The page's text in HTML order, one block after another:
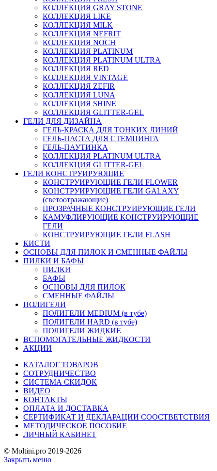
КОЛЛЕКЦИЯ GRAY STONE
КОЛЛЕКЦИЯ LIKE
КОЛЛЕКЦИЯ MILK
КОЛЛЕКЦИЯ NEFRIT
КОЛЛЕКЦИЯ NOCH
КОЛЛЕКЦИЯ PLATINUM
КОЛЛЕКЦИЯ PLATINUM ULTRA
КОЛЛЕКЦИЯ RED
КОЛЛЕКЦИЯ VINTAGE
КОЛЛЕКЦИЯ ZEFIR
КОЛЛЕКЦИЯ LUNA
КОЛЛЕКЦИЯ SHINE
КОЛЛЕКЦИЯ GLITTER-GEL
ГЕЛИ ДЛЯ ДИЗАЙНА
ГЕЛЬ-КРАСКА ДЛЯ ТОНКИХ ЛИНИЙ
ГЕЛЬ-ПАСТА ДЛЯ СТЕМПИНГА
ГЕЛЬ-ПАУТИНКА
КОЛЛЕКЦИЯ PLATINUM ULTRA
КОЛЛЕКЦИЯ GLITTER-GEL
ГЕЛИ КОНСТРУИРУЮЩИЕ
КОНСТРУИРУЮЩИЕ ГЕЛИ FLOWER
КОНСТРУИРУЮЩИЕ ГЕЛИ GALAXY
(светоотражающие)
ПРОЗРАЧНЫЕ КОНСТРУИРУЮЩИЕ ГЕЛИ
КАМУФЛИРУЮЩИЕ КОНСТРУИРУЮЩИЕ
ГЕЛИ
КОНСТРУИРУЮЩИЕ ГЕЛИ FLASH
КИСТИ
ОСНОВЫ ДЛЯ ПИЛОК И СМЕННЫЕ ФАЙЛЫ
ПИЛКИ И БАФЫ
ПИЛКИ
БАФЫ
ОСНОВЫ ДЛЯ ПИЛОК
СМЕННЫЕ ФАЙЛЫ
ПОЛИГЕЛИ
ПОЛИГЕЛИ MEDIUM (в тубе)
ПОЛИГЕЛИ HARD (в тубе)
ПОЛИГЕЛИ ЖИДКИЕ
ВСПОМОГАТЕЛЬНЫЕ ЖИДКОСТИ
АКЦИИ
КАТАЛОГ ТОВАРОВ
СОТРУДНИЧЕСТВО
СИСТЕМА СКИДОК
ВИДЕО
КОНТАКТЫ
ОПЛАТА И ДОСТАВКА
СЕРТИФИКАТ И ДЕКЛАРАЦИИ СООСТВЕТСТВИЯ
МЕТОДИЧЕСКОЕ ПОСОБИЕ
ЛИЧНЫЙ КАБИНЕТ
© Moltini.pro 2019-2026
Закрыть меню